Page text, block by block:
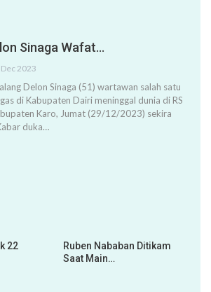
Sinaga Wafat…
2023
Delon Sinaga (51) wartawan salah satu
di Kabupaten Dairi meninggal dunia di RS
Karo, Jumat (29/12/2023) sekira
duka…
22
Ruben Nababan Ditikam
Saat Main…